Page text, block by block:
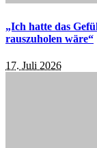
„Ich hatte das
rauszuholen wäre“
17. Juli 2026